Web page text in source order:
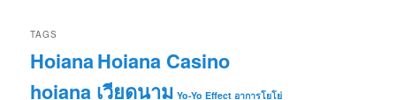
TAGS
HoianaHoiana Casino
hoiana เวียดนาม Yo-Yo Effect อาการโยโย่